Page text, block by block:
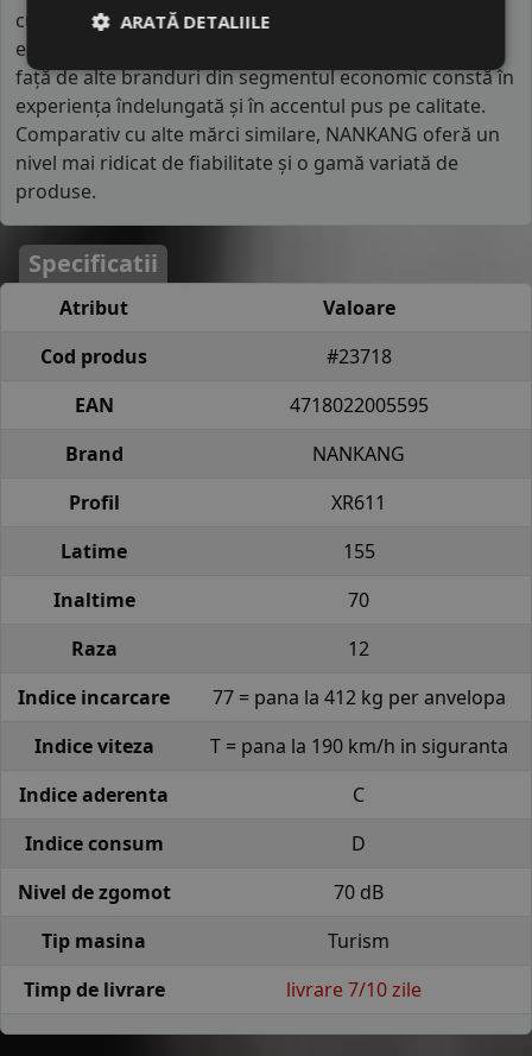
cunoscute pentru durabilitate și pentru performanțe
echilibrate în condiții variate de drum. Diferențierea
față de alte branduri din segmentul economic constă în
experiența îndelungată și în accentul pus pe calitate.
Comparativ cu alte mărci similare, NANKANG oferă un
nivel mai ridicat de fiabilitate și o gamă variată de
produse.
Specificatii
Atribut
Valoare
Cod produs
#23718
EAN
4718022005595
Brand
NANKANG
Profil
XR611
Latime
155
Inaltime
70
Raza
12
Indice incarcare
77 = pana la 412 kg per anvelopa
Indice viteza
T = pana la 190 km/h in siguranta
Indice aderenta
C
Indice consum
D
Nivel de zgomot
70 dB
Tip masina
Turism
Timp de livrare
livrare 7/10 zile
ARATĂ DETALIILE